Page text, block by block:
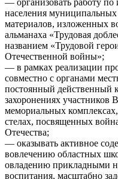
населения
материалов, изложенных
альманаха «Трудовая
названием «Трудовой
Отечественной войны»;
— в рамках реализации
совместно с органами
постоянный действенный
захоронениях участников
мемориальных
стелах, посвященных
Отечества;
— оказывать активное
вовлечению областных
овладению прикладными
воспитания, масштабно